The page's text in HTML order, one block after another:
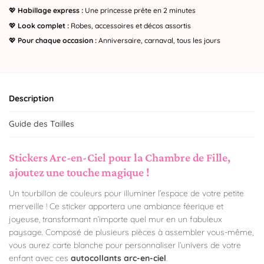
💖 Habillage express : Une princesse prête en 2 minutes
💖 Look complet : Robes, accessoires et décos assortis
💖 Pour chaque occasion : Anniversaire, carnaval, tous les jours
Description
Guide des Tailles
Stickers Arc-en-Ciel pour la Chambre de Fille,
ajoutez une touche magique !
Un tourbillon de couleurs pour illuminer l’espace de votre petite
merveille ! Ce sticker apportera une ambiance féerique et
joyeuse, transformant n’importe quel mur en un fabuleux
paysage. Composé de plusieurs pièces à assembler vous-même,
vous aurez carte blanche pour personnaliser l’univers de votre
enfant avec ces autocollants arc-en-ciel